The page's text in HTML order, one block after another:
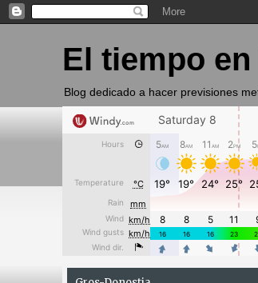
El tiempo
Blog dedicado a hacer previsiones